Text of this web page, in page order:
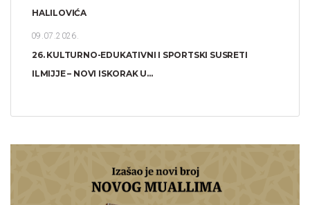
HALILOVIĆA
09.07.2026.
26. KULTURNO-EDUKATIVNI I SPORTSKI SUSRETI
ILMIJJE – NOVI ISKORAK U...